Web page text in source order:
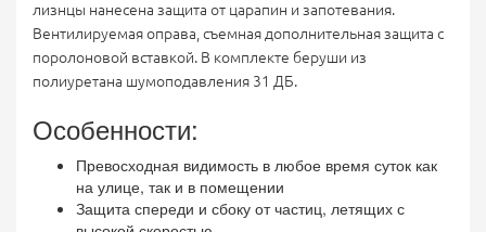
лизнцы нанесена защита от царапин и запотевания.
Вентилируемая оправа, съемная дополнительная защита с
поролоновой вставкой. В комплекте беруши из
полиуретана шумоподавления 31 ДБ.
Особенности:
Превосходная видимость в любое время суток как
на улице, так и в помещении
Защита спереди и сбоку от частиц, летящих с